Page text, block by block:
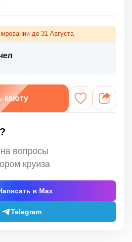
до 31 Августа
каюту
вопросы
круиза
в Max
Telegram